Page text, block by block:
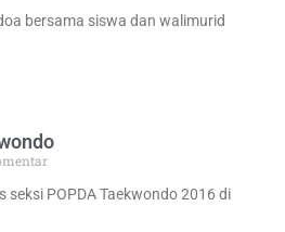
bersama siswa dan walimurid
seksi POPDA Taekwondo 2016 di